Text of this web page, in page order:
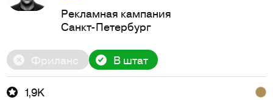
Рекламная кампания
Санкт-Петербург
Фриланс В штат
1,9K